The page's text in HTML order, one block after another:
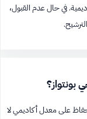
في حال عدم القبول،
على معدل أكاديمي لا